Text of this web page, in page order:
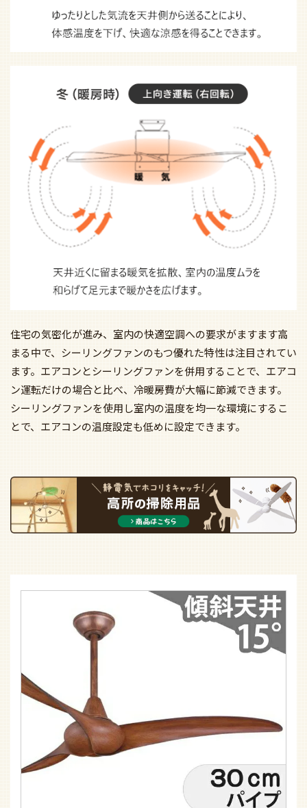
住宅の気密化が進み、室内の快適空調への要求がますます高
まる中で、シーリングファンのもつ優れた特性は注目されてい
ます。エアコンとシーリングファンを併用することで、エアコ
ン運転だけの場合と比べ、冷暖房費が大幅に節減できます。
シーリングファンを使用し室内の温度を均一な環境にするこ
とで、エアコンの温度設定も低めに設定できます。